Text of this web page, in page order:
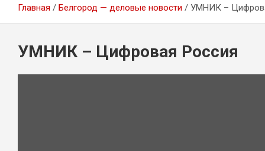
Главная Белгород — деловые новости УМНИК –
УМНИК – Цифровая Россия